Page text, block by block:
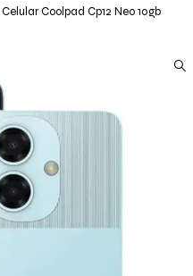
Celular Coolpad Cp12 Neo 10gb